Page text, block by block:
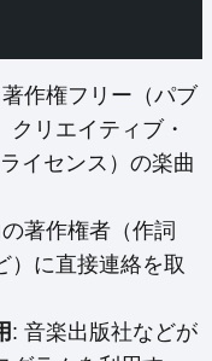
作権フリー（パブ
クリエイティブ・
イセンス）の楽曲
著作権者（作詞
）に直接連絡を取
: 音楽出版社などが